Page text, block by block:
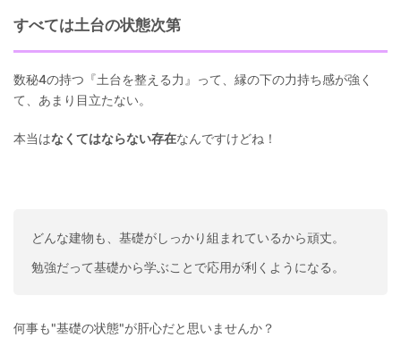
すべては土台の状態次第
数秘4の持つ『土台を整える力』って、縁の下の力持ち感が強く
て、あまり目立たない。
本当はなくてはならない存在なんですけどね！
どんな建物も、基礎がしっかり組まれているから頑丈。
勉強だって基礎から学ぶことで応用が利くようになる。
何事も"基礎の状態"が肝心だと思いませんか？